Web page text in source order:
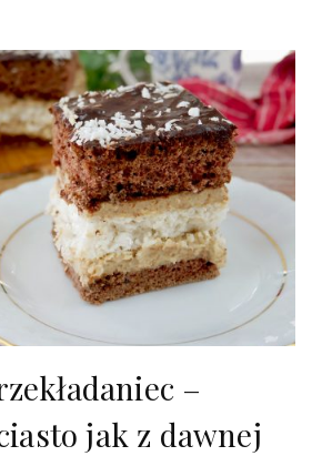
–
jak z dawnej